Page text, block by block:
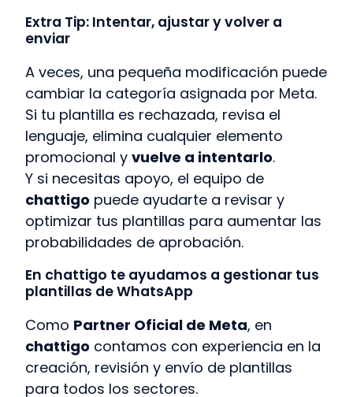
Extra Tip: Intentar, ajustar y volver a
enviar
A veces, una pequeña modificación puede
cambiar la categoría asignada por Meta.
Si tu plantilla es rechazada, revisa el
lenguaje, elimina cualquier elemento
promocional y vuelve a intentarlo.
Y si necesitas apoyo, el equipo de
chattigo puede ayudarte a revisar y
optimizar tus plantillas para aumentar las
probabilidades de aprobación.
En chattigo te ayudamos a gestionar tus
plantillas de WhatsApp
Como Partner Oficial de Meta, en
chattigo contamos con experiencia en la
creación, revisión y envío de plantillas
para todos los sectores.